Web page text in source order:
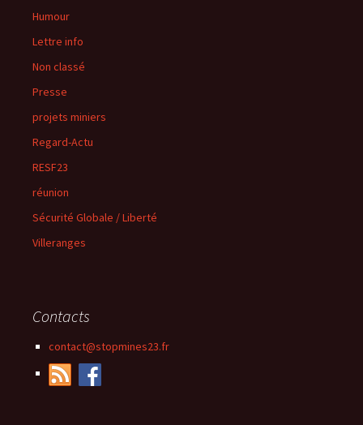
Humour
Lettre info
Non classé
Presse
projets miniers
Regard-Actu
RESF23
réunion
Sécurité Globale / Liberté
Villeranges
Contacts
contact@stopmines23.fr